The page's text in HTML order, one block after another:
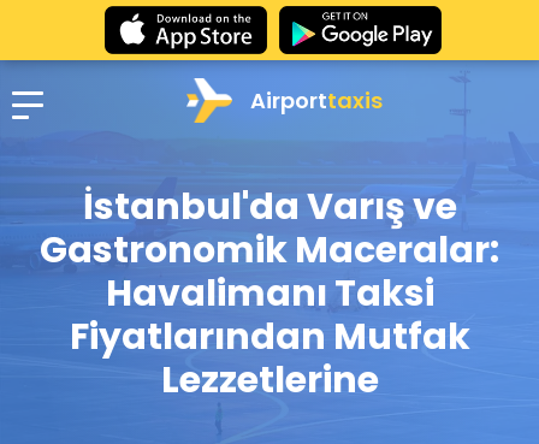
Airporttaxis
İstanbul'da Varış ve
Gastronomik Maceralar:
Havalimanı Taksi
Fiyatlarından Mutfak
Lezzetlerine